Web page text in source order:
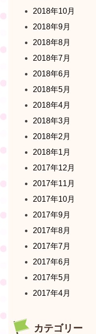
2018年10月
2018年9月
2018年8月
2018年7月
2018年6月
2018年5月
2018年4月
2018年3月
2018年2月
2018年1月
2017年12月
2017年11月
2017年10月
2017年9月
2017年8月
2017年7月
2017年6月
2017年5月
2017年4月
カテゴリー